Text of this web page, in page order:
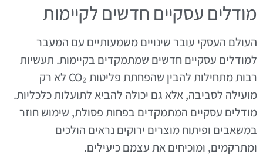
מודלים עסקיים חדשים לקיימות
העולם העסקי עובר שינויים משמעותיים עם המעבר
למודלים עסקיים חדשים שמתמקדים בקיימות. תעשיות
רבות מתחילות להבין שהפחתת פליטות CO₂ לא רק
מועילה לסביבה, אלא גם יכולה להביא לתועלות כלכליות.
מודלים עסקיים המתמקדים בפחות פסולת, שימוש חוזר
במשאבים ופיתוח מוצרים ירוקים נראים הולכים
ומתרקמים, ומוכיחים את עצמם כיעילים.